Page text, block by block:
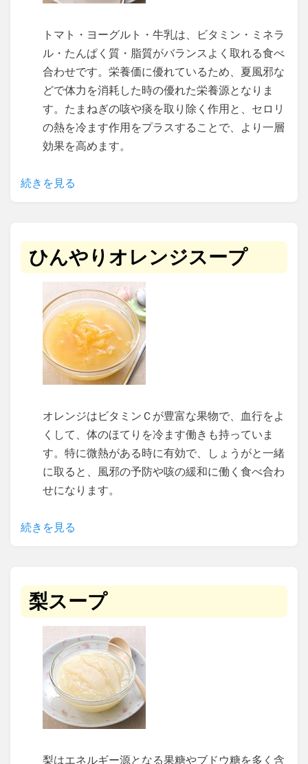
トマト・ヨーグルト・牛乳は、ビタミン・ミネラ
ル・たんぱく質・脂質がバランスよく取れる食べ
合わせです。栄養価に優れているため、夏風邪な
どで体力を消耗した時の優れた栄養源となりま
す。たまねぎの咳や痰を取り除く作用と、セロリ
の熱を冷ます作用をプラスすることで、より一層
効果を高めます。
続きを見る
ひんやりオレンジスープ
オレンジはビタミンＣが豊富な果物で、血行をよ
くして、体のほてりを冷ます働きも持っていま
す。特に微熱がある時に有効で、しょうがと一緒
に取ると、風邪の予防や咳の緩和に働く食べ合わ
せになります。
続きを見る
梨スープ
梨はエネルギー源となる果糖やブドウ糖を多く含